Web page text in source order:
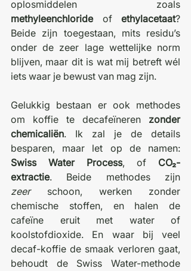
methyleenchloride of ethylacetaat?
Beide zijn toegestaan, mits residu’s
onder de zeer lage wettelijke norm
blijven, maar dit is wat mij betreft wél
iets waar je bewust van mag zijn.
Gelukkig bestaan er ook methodes
om koffie te decafeïneren zonder
chemicaliën. Ik zal je de details
Swiss Water Process, of CO₂-
extractie
zeer schoon, werken zonder
chemische stoffen, en halen de
cafeïne eruit met water of
koolstofdioxide. En waar bij veel
decaf-koffie de smaak verloren gaat,
behoudt de Swiss Water-methode